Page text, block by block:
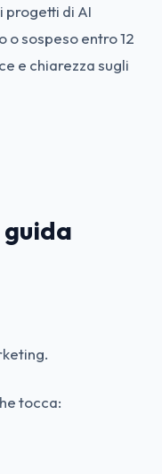
progetti di AI
sospeso entro 12
e chiarezza sugli
tocca: